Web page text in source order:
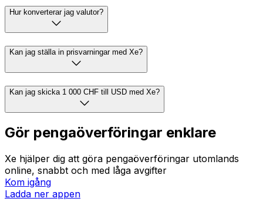
Hur konverterar jag valutor?
Kan jag ställa in prisvarningar med Xe?
Kan jag skicka 1 000 CHF till USD med Xe?
Gör pengaöverföringar enklare
Xe hjälper dig att göra pengaöverföringar utomlands
online, snabbt och med låga avgifter
Kom igång
Ladda ner appen